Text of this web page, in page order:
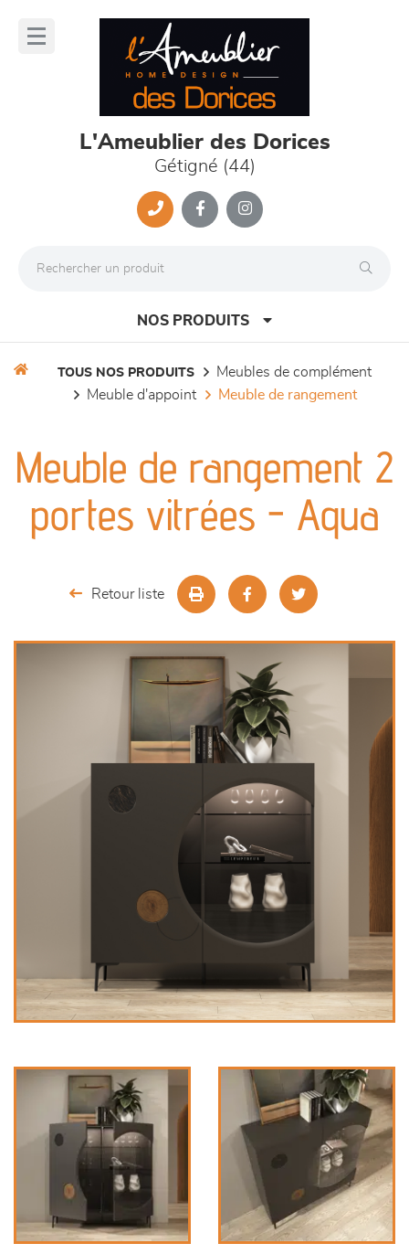
L'Ameublier des Dorices
Gétigné (44)
NOS PRODUITS
séjours
meubles de complément
TOUS NOS PRODUITS
meubles de complément
meuble d'appoint
meuble de rangement
Meuble de rangement 2
portes vitrées - Aqua
Retour liste